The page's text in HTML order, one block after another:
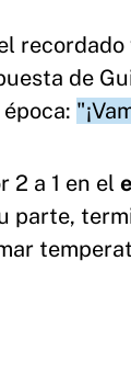
de
2 a 1 en el
parte,